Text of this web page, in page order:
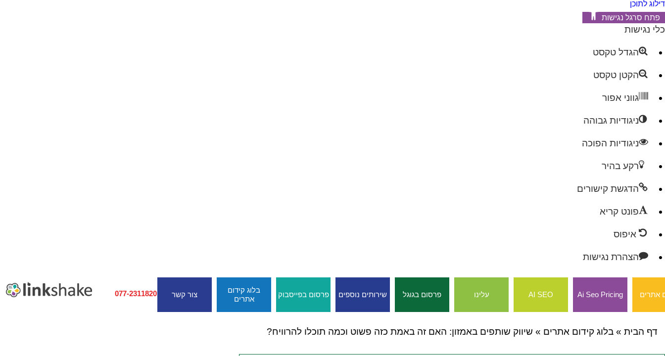
דילוג לתוכן
פתח סרגל נגישות
כלי נגישות
הגדל טקסט
הקטן טקסט
גווני אפור
ניגודיות גבוהה
ניגודיות הפוכה
רקע בהיר
הדגשת קישורים
פונט קריא
איפוס
הצהרת נגישות
077-2311820 אתרים Ai Seo Pricing
AI SEO עלינו פרסום בגוגל שירותים נוספים פרסום בפייסבוק
בלוג קידום
אתרים
צור קשר
דף הבית » בלוג קידום אתרים » שיווק שותפים באמזון: האם זה באמת כזה פשוט וכמה תוכלו להרוויח?